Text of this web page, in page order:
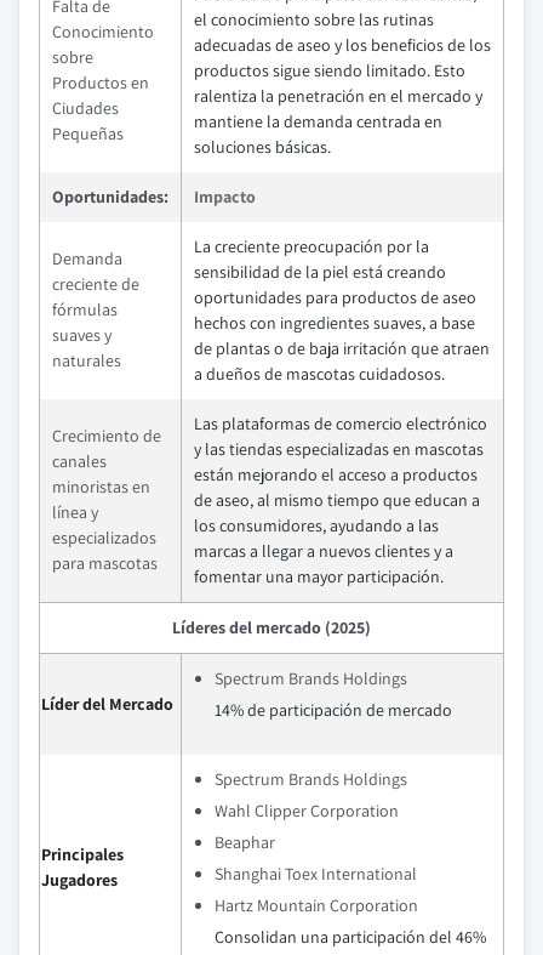
Falta de
Conocimiento
sobre
Productos en
Ciudades
Pequeñas
el conocimiento sobre las rutinas
adecuadas de aseo y los beneficios de los
productos sigue siendo limitado. Esto
ralentiza la penetración en el mercado y
mantiene la demanda centrada en
soluciones básicas.
Oportunidades: Impacto
Demanda
creciente de
fórmulas
suaves y
naturales
La creciente preocupación por la
sensibilidad de la piel está creando
oportunidades para productos de aseo
hechos con ingredientes suaves, a base
de plantas o de baja irritación que atraen
a dueños de mascotas cuidadosos.
Crecimiento de
canales
minoristas en
línea y
especializados
para mascotas
Las plataformas de comercio electrónico
y las tiendas especializadas en mascotas
están mejorando el acceso a productos
de aseo, al mismo tiempo que educan a
los consumidores, ayudando a las
marcas a llegar a nuevos clientes y a
fomentar una mayor participación.
Líderes del mercado (2025)
Líder del Mercado
Spectrum Brands Holdings
14% de participación de mercado
Principales
Jugadores
Spectrum Brands Holdings
Wahl Clipper Corporation
Beaphar
Shanghai Toex International
Hartz Mountain Corporation
Consolidan una participación del 46%